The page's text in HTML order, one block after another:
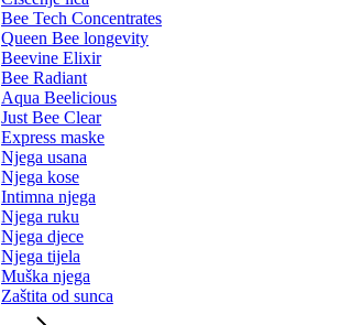
Bee Tech Concentrates
Queen Bee longevity
Beevine Elixir
Bee Radiant
Aqua Beelicious
Just Bee Clear
Express maske
Njega usana
Njega kose
Intimna njega
Njega ruku
Njega djece
Njega tijela
Muška njega
Zaštita od sunca